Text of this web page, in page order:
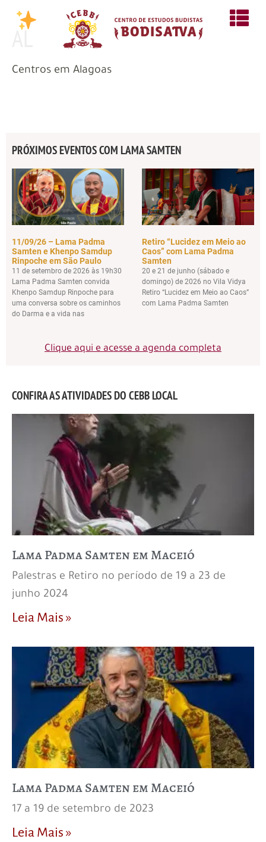
AL
Centros em Alagoas
PRÓXIMOS EVENTOS COM LAMA SAMTEN
11/09/26 – Lama Padma
Samten e Khenpo Samdup
Rinpoche em São Paulo
11 de setembro de 2026 às 19h30
Lama Padma Samten convida
Khenpo Samdup Rinpoche para
uma conversa sobre os caminhos
do Darma e a vida nas
Retiro “Lucidez em Meio ao
Caos” com Lama Padma
Samten
20 e 21 de junho (sábado e
domingo) de 2026 no Vila Vidya
Retiro “Lucidez em Meio ao Caos”
com Lama Padma Samten
Clique aqui e acesse a agenda completa
CONFIRA AS ATIVIDADES DO CEBB LOCAL
Lama Padma Samten em Maceió
Palestras e Retiro no período de 19 a 23 de
junho 2024
Leia Mais »
Lama Padma Samten em Maceió
17 a 19 de setembro de 2023
Leia Mais »